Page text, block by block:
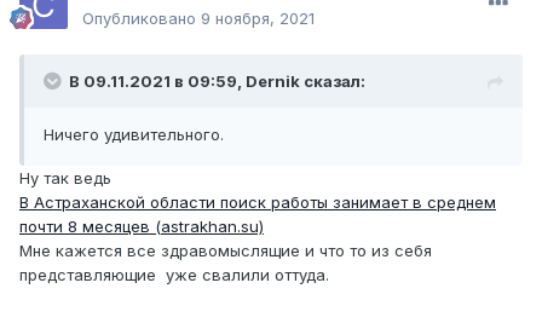
Опубликовано 9 ноября, 2021
В 09.11.2021 в 09:59, Dernik сказал:
Ничего удивительного.
Ну так ведь
В Астраханской области поиск работы занимает в среднем
почти 8 месяцев (astrakhan.su)
Мне кажется все здравомыслящие и что то из себя
представляющие уже свалили оттуда.